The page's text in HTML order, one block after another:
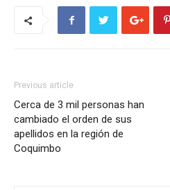
Previous article
Cerca de 3 mil personas han
cambiado el orden de sus
apellidos en la región de
Coquimbo